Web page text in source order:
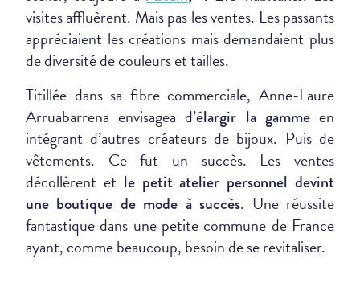
visites affluèrent. Mais pas les ventes. Les passants
appréciaient les créations mais demandaient plus
de diversité de couleurs et tailles.
Titillée dans sa fibre commerciale, Anne-Laure
Arruabarrena envisagea d’élargir la gammeen
intégrant d’autres créateurs de bijoux. Puis de
vêtements. Ce fut un succès. Les ventes
décollèrent et le petit atelier personnel devint
une boutique de mode à succès. Une réussite
fantastique dans une petite commune de France
ayant, comme beaucoup, besoin de se revitaliser.